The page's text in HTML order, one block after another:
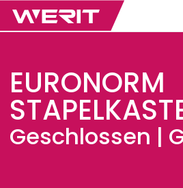
EURONORM
Geschlossen |